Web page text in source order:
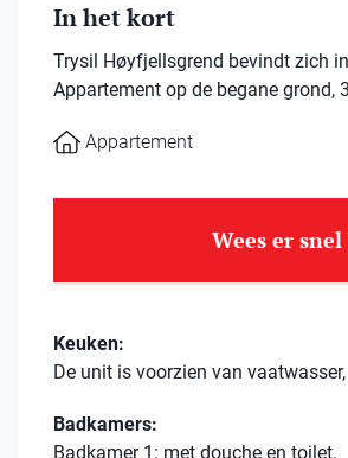
In het kort
Trysil Høyfjellsgrend bevindt zich
Appartement op de begane grond,
Appartement
Wees er
Keuken:
De unit is voorzien van
Badkamers:
Badkamer 1: met douche en toilet.